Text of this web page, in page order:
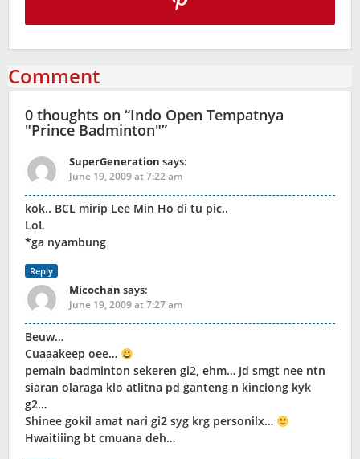
Comment
0 thoughts on “Indo Open Tempatnya
"Prince Badminton"”
SuperGeneration says:
June 19, 2009 at 7:22 am
kok.. BCL mirip Lee Min Ho di tu pic..
LoL
*ga nyambung
Reply
Micochan says:
June 19, 2009 at 7:27 am
Beuw…
Cuaaakeep oee…
pemain badminton sekeren gi2, ehm… Jd smgt nee ntn
siaran olaraga klo atlitna pd ganteng n kinclong kyk
g2…
Shinee gokil amat nari gi2 syg krg personilx…
Hwaitiiing bt cmuana deh…